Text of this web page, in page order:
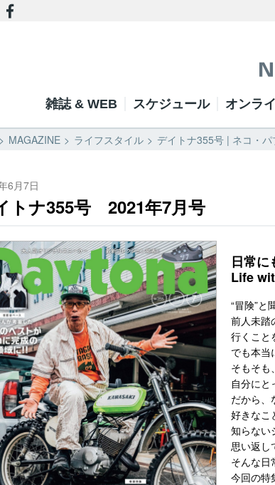
雑誌 & WEB スケジュール オンラ
MAGAZINE ライフスタイル デイトナ355号 | ネコ・
6月7日
トナ355号 2021年7月号
日常に
Life
“冒険”と
前人未踏
行くこと
でも本当
そもそも
自分にと
だから、
好きなこ
知らない
思い返し
そんな日
今回の特